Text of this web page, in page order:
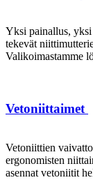
Yksi painallus, yksi
tekevät
Valikoimastamme
Vetoniittaimet
Vetoniittien
ergonomisten
asennat vetoniitit